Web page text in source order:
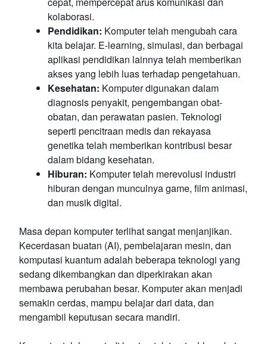
kolaborasi.
Pendidikan: Komputer telah mengubah cara
kita belajar. E-learning, simulasi, dan berbagai
aplikasi pendidikan lainnya telah memberikan
akses yang lebih luas terhadap pengetahuan.
Kesehatan: Komputer digunakan dalam
diagnosis penyakit, pengembangan obat-
obatan, dan perawatan pasien. Teknologi
seperti pencitraan medis dan rekayasa
genetika telah memberikan kontribusi besar
dalam bidang kesehatan.
Hiburan: Komputer telah merevolusi industri
hiburan dengan munculnya game, film animasi,
dan musik digital.
Masa depan komputer terlihat sangat menjanjikan.
Kecerdasan buatan (AI), pembelajaran mesin, dan
komputasi kuantum adalah beberapa teknologi yang
sedang dikembangkan dan diperkirakan akan
membawa perubahan besar. Komputer akan menjadi
semakin cerdas, mampu belajar dari data, dan
mengambil keputusan secara mandiri.